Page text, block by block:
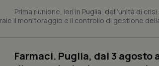
Prima riunione, ieri in Puglia, dell’unità di
il monitoraggio e il controllo di gestione
Farmaci. Puglia, dal 3
I cookie necessari contribuiscono a
e l'accesso alle aree protette del sito. Il